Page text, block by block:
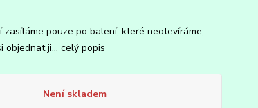
zasíláme pouze po balení, které neotevíráme,
objednat ji... celý popis
Není skladem